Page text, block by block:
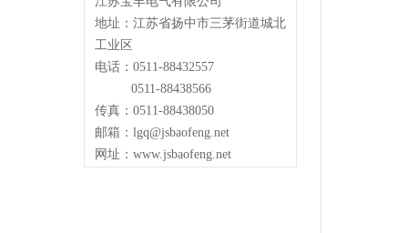
地址：江苏省扬中市三茅街道城北
工业区
电话：0511-88432557
0511-88438566
传真：0511-88438050
邮箱：lgq@jsbaofeng.net
网址：www.jsbaofeng.net